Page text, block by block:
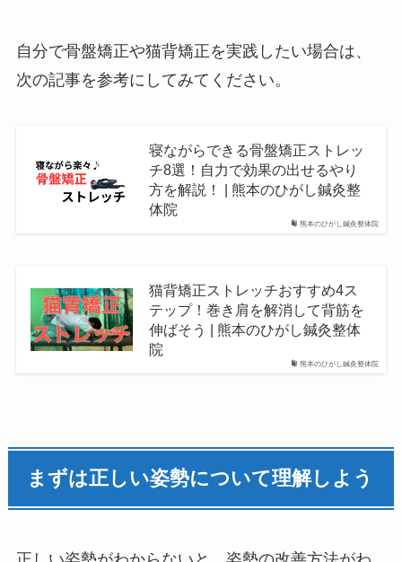
自分で骨盤矯正や猫背矯正を実践したい場合は、
次の記事を参考にしてみてください。
熊本のひがし鍼灸整体院
寝ながらできる骨盤矯正ストレッ
チ8選！自力で効果の出せるやり
方を解説！ | 熊本のひがし鍼灸整
体院
熊本のひがし鍼灸整体院
猫背矯正ストレッチおすすめ4ス
テップ！巻き肩を解消して背筋を
伸ばそう | 熊本のひがし鍼灸整体
院
まずは正しい姿勢について理解しよう